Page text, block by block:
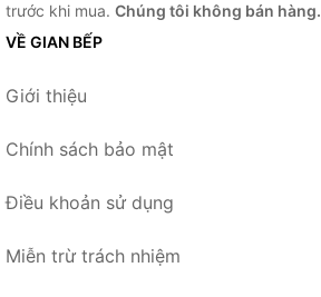
trước khi mua. Chúng tôi không bán hàng.
VỀ GIAN BẾP
Giới thiệu
Chính sách bảo mật
Điều khoản sử dụng
Miễn trừ trách nhiệm